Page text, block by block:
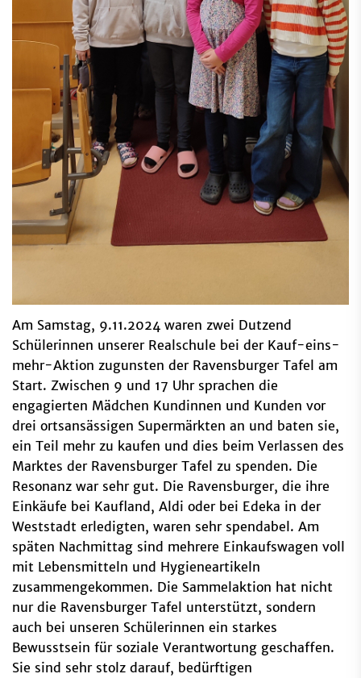
Am Samstag, 9.11.2024 waren zwei Dutzend
Schülerinnen unserer Realschule bei der Kauf-eins-
mehr-Aktion zugunsten der Ravensburger Tafel am
Start. Zwischen 9 und 17 Uhr sprachen die
engagierten Mädchen Kundinnen und Kunden vor
drei ortsansässigen Supermärkten an und baten sie,
ein Teil mehr zu kaufen und dies beim Verlassen des
Marktes der Ravensburger Tafel zu spenden. Die
Resonanz war sehr gut. Die Ravensburger, die ihre
Einkäufe bei Kaufland, Aldi oder bei Edeka in der
Weststadt erledigten, waren sehr spendabel. Am
späten Nachmittag sind mehrere Einkaufswagen voll
mit Lebensmitteln und Hygieneartikeln
zusammengekommen. Die Sammelaktion hat nicht
nur die Ravensburger Tafel unterstützt, sondern
auch bei unseren Schülerinnen ein starkes
Bewusstsein für soziale Verantwortung geschaffen.
Sie sind sehr stolz darauf, bedürftigen